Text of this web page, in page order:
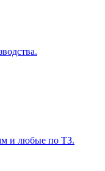
и любые по ТЗ.